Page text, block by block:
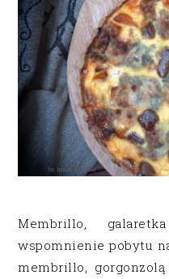
Membrillo,
wspomnienie pobytu
membrillo,